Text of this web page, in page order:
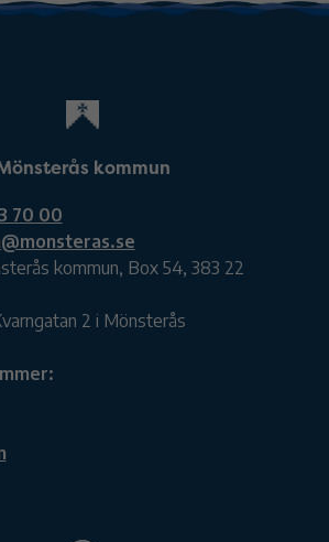
kommun
70 00
kommun, Box 54, 383 22
2 i Mönsterås